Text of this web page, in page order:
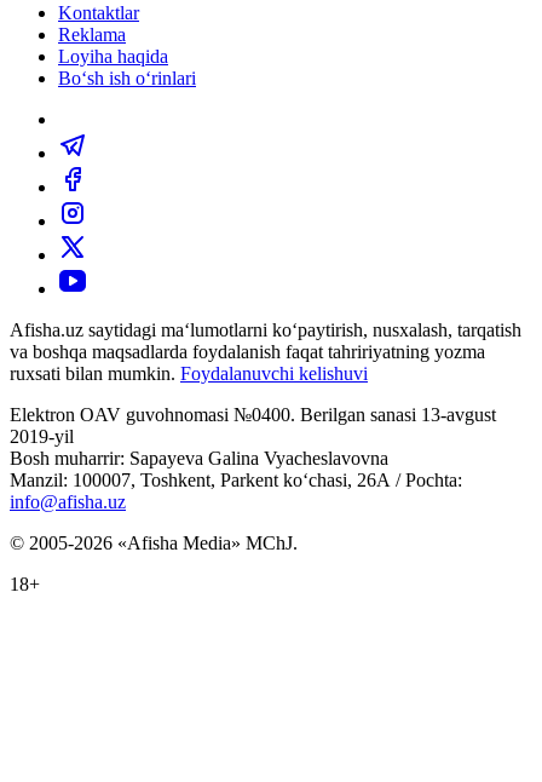
Kontaktlar
Reklama
Loyiha haqida
Bo‘sh ish o‘rinlari
Afisha.uz saytidagi ma‘lumotlarni ko‘paytirish, nusxalash, tarqatish
va boshqa maqsadlarda foydalanish faqat tahririyatning yozma
ruxsati bilan mumkin. Foydalanuvchi kelishuvi
Elektron OAV guvohnomasi №0400. Berilgan sanasi 13-avgust
2019-yil
Bosh muharrir: Sapayeva Galina Vyacheslavovna
Manzil: 100007, Toshkent, Parkent ko‘chasi, 26А / Pochta:
info@afisha.uz
© 2005-2026 «Afisha Media» MChJ.
18+